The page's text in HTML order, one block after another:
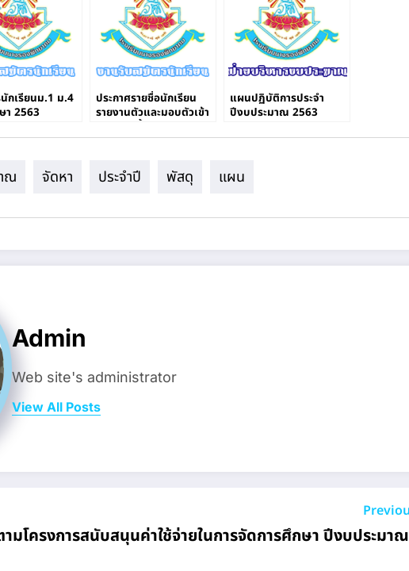
กเรียนม.1 ม.4
า 2563
ประกาศรายชื่อนักเรียน
รายงานตัวและมอบตัวเข้า
ศึกษา 2563
แผนปฏิบัติการประจำ
ปีงบประมาณ 2563
ณ จัดหา ประจําปี พัสดุ แผน
Admin
Web site's administrator
View All Posts
มโครงการสนับสนุนค่าใช้จ่ายในการจัดการศึกษา ปีงบประมา